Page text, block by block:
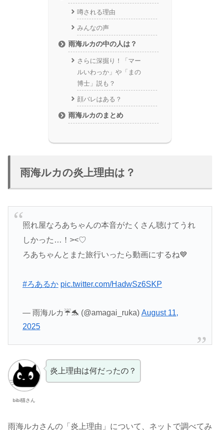
噂される理由
みんなの声
雨海ルカの中の人は？
さらに深掘り！「マー
ルいわっか」や「まの
博士」説も？
顔バレはある？
雨海ルカのまとめ
雨海ルカの炎上理由は？
照れ屋なろあちゃんの本音がたくさん聴けてうれ
しかった…！><♡
ろあちゃんとまた旅行いったら動画にするね💙
#ろあるか pic.twitter.com/HadwSz6SKP
— 雨海ルカ☔🐬 (@amagai_ruka) August 11,
2025
bibi猫さん
炎上理由は何だったの？
雨海ルカさんの「炎上理由」について、ネットで調べてみ